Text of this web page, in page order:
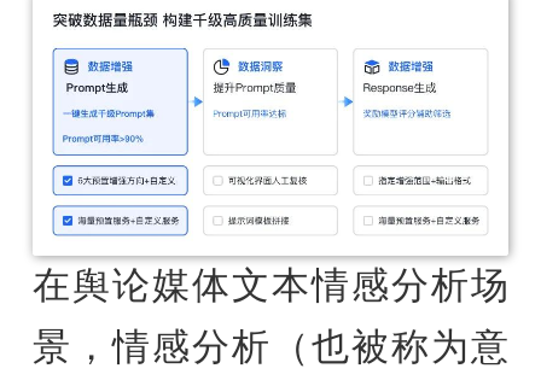
在舆论媒体文本情感分析场
景，情感分析（也被称为意